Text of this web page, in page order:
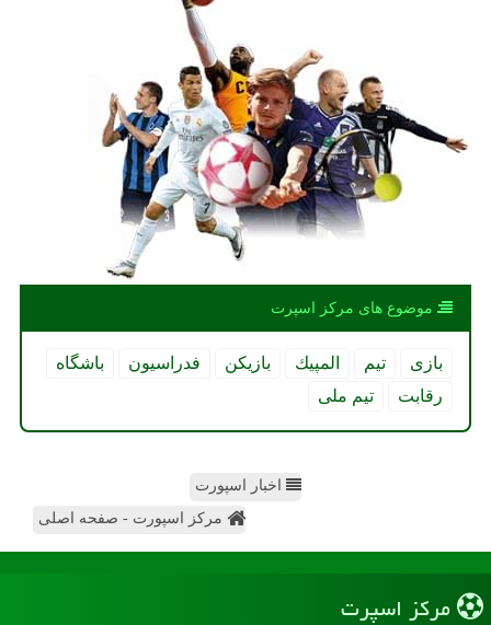
موضوع های مركز اسپرت
بازی تیم المپیك بازیكن فدراسیون
باشگاه
رقابت
تیم ملی
اخبار اسپورت
مرکز اسپورت - صفحه اصلی
مركز اسپرت